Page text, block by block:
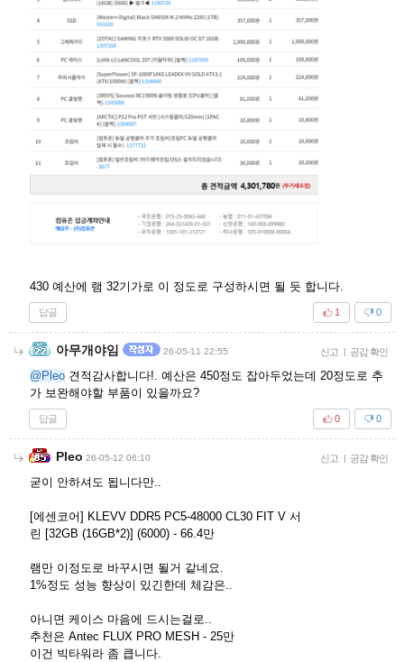
430 예산에 램 32기가로 이 정도로 구성하시면 될 듯 합니다.
답글 0
1
아무개야임 26-05-11 22:55 신고 | 공감 확인
@Pleo 견적감사합니다!. 예산은 450정도 잡아두었는데 20정도로 추
가 보완해야할 부품이 있을까요?
답글 0
0
Pleo 26-05-12 06:10 신고 | 공감 확인
굳이 안하셔도 됩니다만..
[에센코어] KLEVV DDR5 PC5-48000 CL30 FIT V 서
린 [32GB (16GB*2)] (6000) - 66.4만
램만 이정도로 바꾸시면 될거 같네요.
1%정도 성능 향상이 있긴한데 체감은..
아니면 케이스 마음에 드시는걸로..
추천은 Antec FLUX PRO MESH - 25만
이건 빅타워라 좀 큽니다.